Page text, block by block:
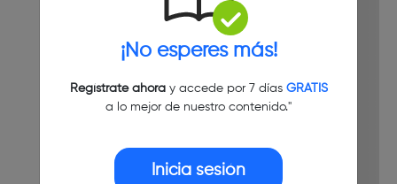
¡No esperes más!
Regístrate ahoray accede por 7 días GRATIS
a lo mejor de nuestro contenido."
Inicia sesión